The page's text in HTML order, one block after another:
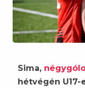
Sima,
hétvégén